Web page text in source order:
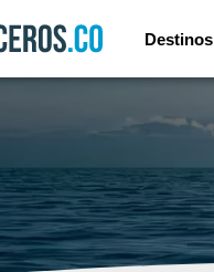
Destinos